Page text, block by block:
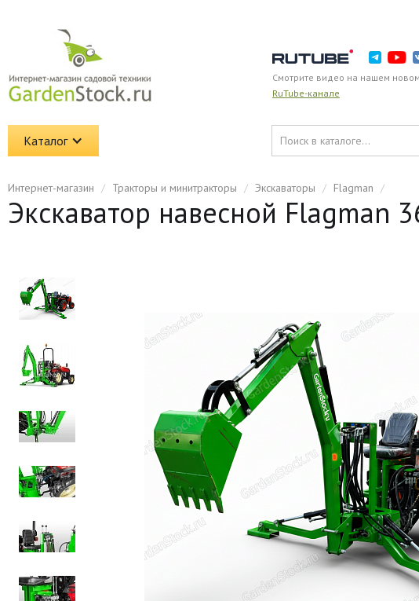
Смотрите видео на нашем новом
RuTube-канале
Каталог
Интернет-магазин / Тракторы и минитракторы / Экскаваторы / Flagman /
Экскаватор навесной Flagman